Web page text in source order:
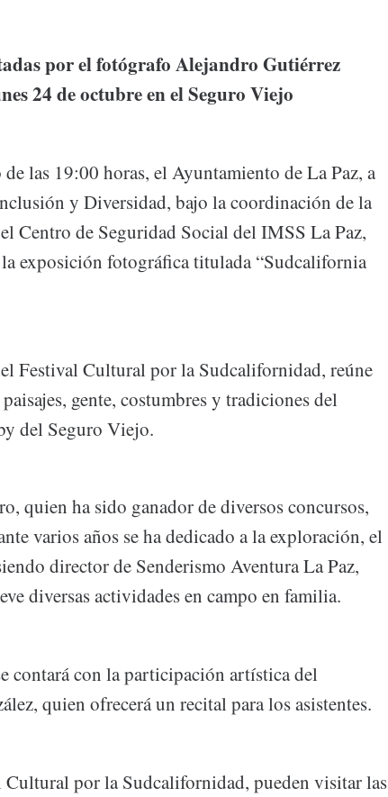
por el fotógrafo Alejandro Gutiérrez
24 de octubre en el Seguro Viejo
las 19:00 horas, el Ayuntamiento de La Paz, a
y Diversidad, bajo la coordinación de la
Centro de Seguridad Social del IMSS La Paz,
exposición fotográfica titulada “Sudcalifornia
Festival Cultural por la Sudcalifornidad, reúne
gente, costumbres y tradiciones del
del Seguro Viejo.
quien ha sido ganador de diversos concursos,
varios años se ha dedicado a la exploración, el
director de Senderismo Aventura La Paz,
diversas actividades en campo en familia.
contará con la participación artística del
quien ofrecerá un recital para los asistentes.
Cultural por la Sudcalifornidad, pueden visitar las